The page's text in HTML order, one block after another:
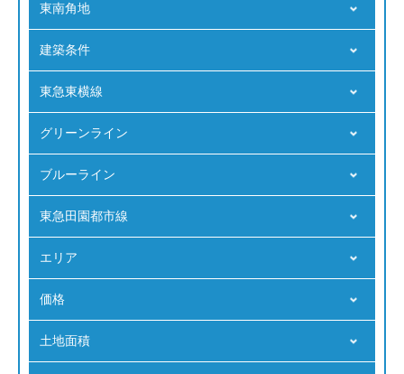
東南角地
建築条件
東急東横線
グリーンライン
ブルーライン
東急田園都市線
エリア
価格
⼟地⾯積